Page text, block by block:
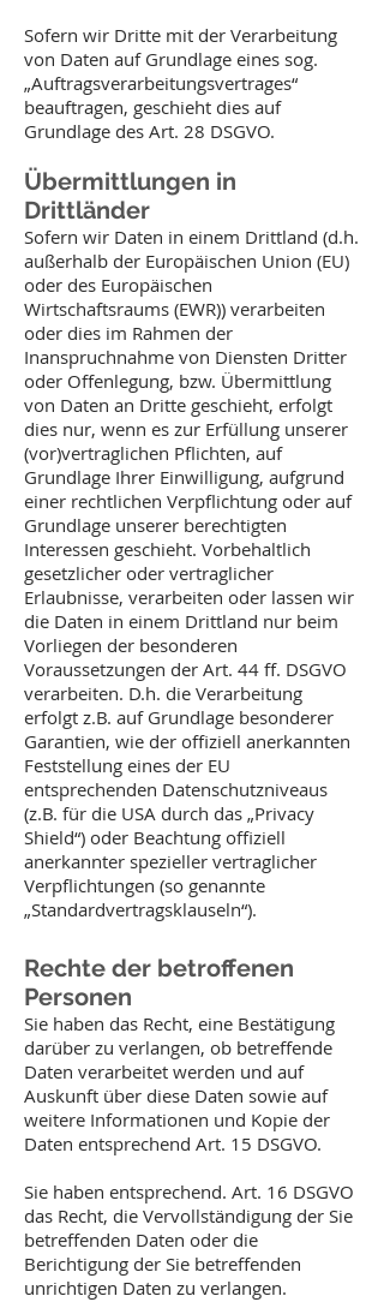
Sofern wir Dritte mit der Verarbeitung
von Daten auf Grundlage eines sog.
„Auftragsverarbeitungsvertrages“
beauftragen, geschieht dies auf
Grundlage des Art. 28 DSGVO.
Übermittlungen in
Drittländer
Sofern wir Daten in einem Drittland (d.h.
außerhalb der Europäischen Union (EU)
oder des Europäischen
Wirtschaftsraums (EWR)) verarbeiten
oder dies im Rahmen der
Inanspruchnahme von Diensten Dritter
oder Offenlegung, bzw. Übermittlung
von Daten an Dritte geschieht, erfolgt
dies nur, wenn es zur Erfüllung unserer
(vor)vertraglichen Pflichten, auf
Grundlage Ihrer Einwilligung, aufgrund
einer rechtlichen Verpflichtung oder auf
Grundlage unserer berechtigten
Interessen geschieht. Vorbehaltlich
gesetzlicher oder vertraglicher
Erlaubnisse, verarbeiten oder lassen wir
die Daten in einem Drittland nur beim
Vorliegen der besonderen
Voraussetzungen der Art. 44 ff. DSGVO
verarbeiten. D.h. die Verarbeitung
erfolgt z.B. auf Grundlage besonderer
Garantien, wie der offiziell anerkannten
Feststellung eines der EU
entsprechenden Datenschutzniveaus
(z.B. für die USA durch das „Privacy
Shield“) oder Beachtung offiziell
anerkannter spezieller vertraglicher
Verpflichtungen (so genannte
„Standardvertragsklauseln“).
Rechte der betroffenen
Personen
Sie haben das Recht, eine Bestätigung
darüber zu verlangen, ob betreffende
Daten verarbeitet werden und auf
Auskunft über diese Daten sowie auf
weitere Informationen und Kopie der
Daten entsprechend Art. 15 DSGVO.
Sie haben entsprechend. Art. 16 DSGVO
das Recht, die Vervollständigung der Sie
betreffenden Daten oder die
Berichtigung der Sie betreffenden
unrichtigen Daten zu verlangen.